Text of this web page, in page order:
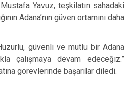
Yavuz, teşkilatın sahadaki
Adana’nın güven ortamını daha
güvenli ve mutlu bir Adana
çalışmaya devam edeceğiz.”
görevlerinde başarılar diledi.